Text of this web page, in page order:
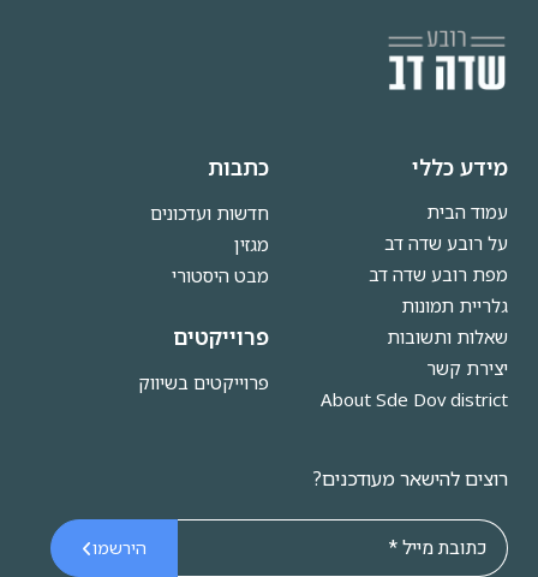
מידע כללי
עמוד הבית
על רובע שדה דב
מפת רובע שדה דב
גלריית תמונות
שאלות ותשובות
יצירת קשר
About Sde Dov district
כתבות
חדשות ועדכונים
מגזין
מבט היסטורי
פרוייקטים
פרוייקטים בשיווק
רוצים להישאר מעודכנים?
הירשמו